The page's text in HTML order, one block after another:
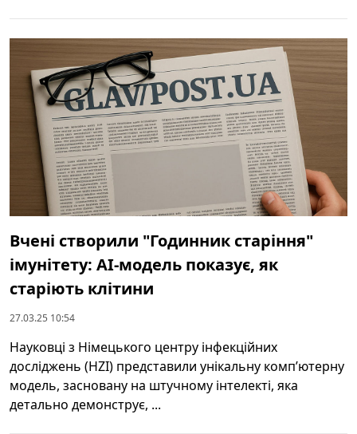
Вчені створили "Годинник старіння"
імунітету: АІ-модель показує, як
старіють клітини
27.03.25 10:54
Науковці з Німецького центру інфекційних
досліджень (HZI) представили унікальну комп’ютерну
модель, засновану на штучному інтелекті, яка
детально демонструє, ...